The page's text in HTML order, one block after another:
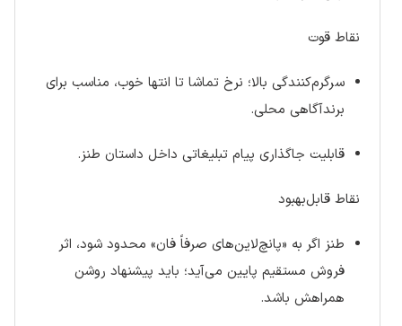
نقاط قوت
سرگرم‌کنندگی بالا؛ نرخ تماشا تا انتها خوب، مناسب برای
برندآگاهی محلی.
قابلیت جاگذاری پیام تبلیغاتی داخل داستان طنز.
نقاط قابل‌بهبود
طنز اگر به «پانچ‌لاین‌های صرفاً فان» محدود شود، اثر
فروش مستقیم پایین می‌آید؛ باید پیشنهاد روشن
همراهش باشد.